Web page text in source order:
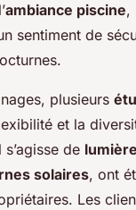
ambiance piscine,
sentiment de
plusieurs
et la
de
solaires, ont
Les